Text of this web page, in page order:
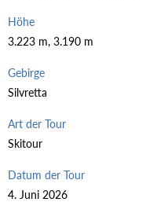
Höhe
3.223 m, 3.190 m
Gebirge
Silvretta
Art der Tour
Skitour
Datum der Tour
4. Juni 2026